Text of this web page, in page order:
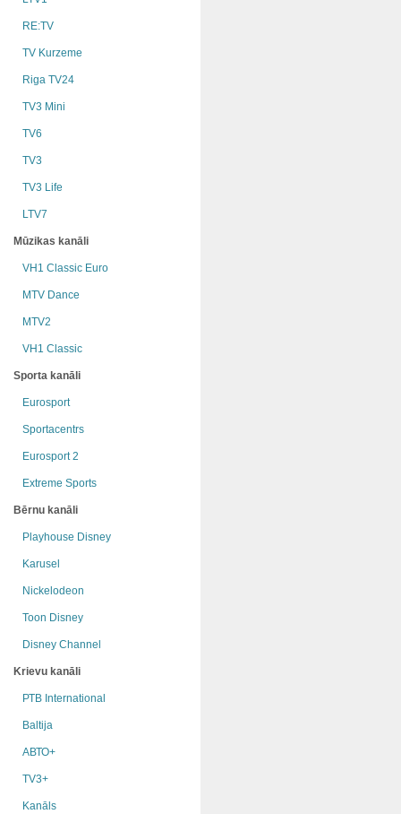
RE:TV
TV Kurzeme
Riga TV24
TV3 Mini
TV6
TV3
TV3 Life
LTV7
Mūzikas kanāli
VH1 Classic Euro
MTV Dance
MTV2
VH1 Classic
Sporta kanāli
Eurosport
Sportacentrs
Eurosport 2
Extreme Sports
Bērnu kanāli
Playhouse Disney
Karusel
Nickelodeon
Toon Disney
Disney Channel
Krievu kanāli
РТB International
Baltija
АВТО+
TV3+
Kanāls